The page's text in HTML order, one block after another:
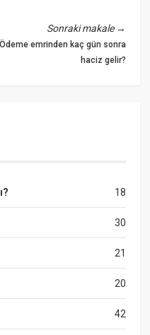
Sonraki makale→
Ödeme emrinden kaç gün sonra
haciz gelir?
18
30
21
20
42